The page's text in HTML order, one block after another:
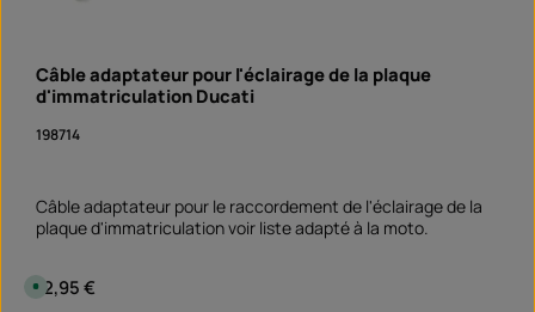
Câble adaptateur pour l'éclairage de la plaque
d'immatriculation Ducati
198714
Câble adaptateur pour le raccordement de l'éclairage de la
plaque d'immatriculation voir liste adapté à la moto.
Prix régulier :
D
i
12,95 €